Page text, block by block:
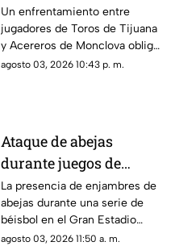
de la LMB; hay
expulsados y un
jugador hospitalizado
Un enfrentamiento entre
jugadores de Toros de Tijuana
y Acereros de Monclova obligó
a suspender temporalmente el
agosto 03, 2026 10:43 p. m.
Ataque de abejas
durante juegos de
béisbol en Parral deja
19 aficionados heridos |
VIDEO
La presencia de enjambres de
abejas durante una serie de
béisbol en el Gran Estadio
Parral provocó la atención de
agosto 03, 2026 11:50 a. m.